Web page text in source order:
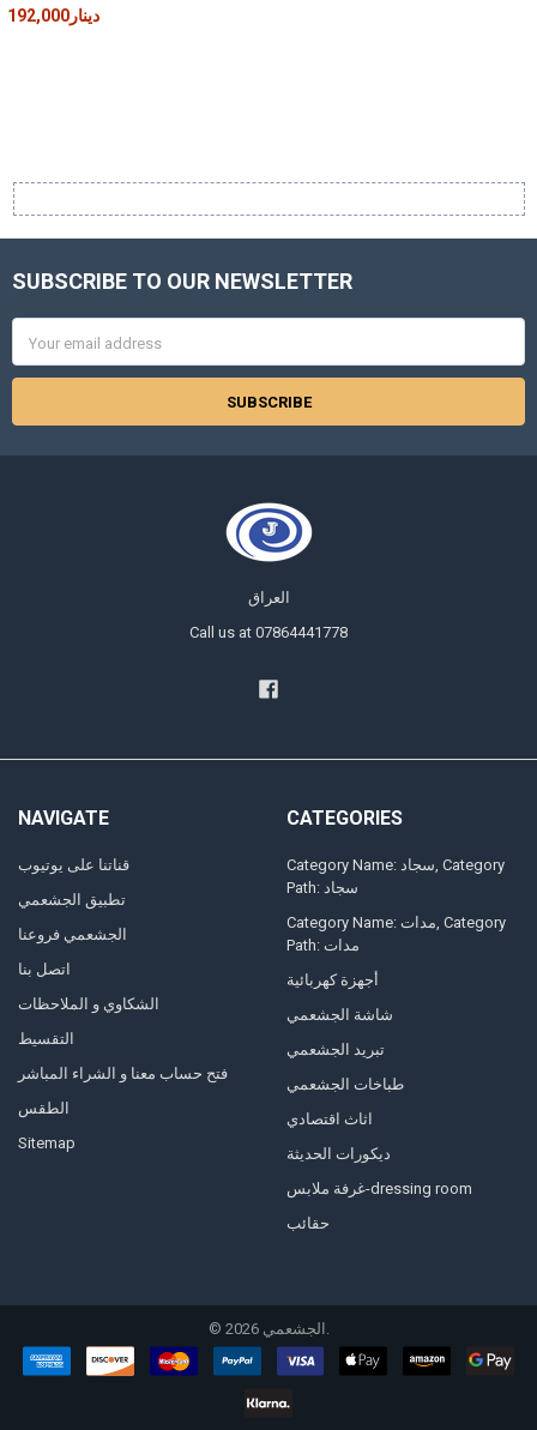
192,000دينار
Footer
SUBSCRIBE TO OUR NEWSLETTER
Address
العراق
Call us at 07864441778
NAVIGATE
قناتنا على يوتيوب
تطبيق الجشعمي
الجشعمي فروعنا
اتصل بنا
الشكاوي و الملاحظات
التقسيط
فتح حساب معنا و الشراء المباشر
الطقس
Sitemap
CATEGORIES
Category Name: سجاد, Category
Path: سجاد
Category Name: مدات, Category
Path: مدات
أجهزة كهربائية
شاشة الجشعمي
تبريد الجشعمي
طباخات الجشعمي
اثاث اقتصادي
ديكورات الحديثة
غرفة ملابس-dressing room
حقائب
© 2026